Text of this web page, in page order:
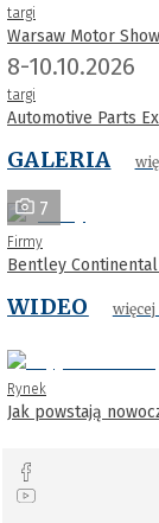
targi
Warsaw Motor Show
8-10.10.2026
targi
Automotive Parts
GALERIA
7
Firmy
Bentley Continental
WIDEO więcej
Rynek
Jak powstają